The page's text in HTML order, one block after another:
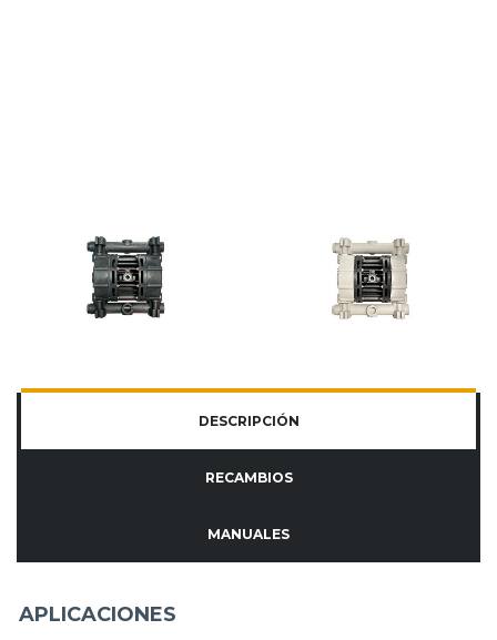
DESCRIPCIÓN
RECAMBIOS
MANUALES
APLICACIONES